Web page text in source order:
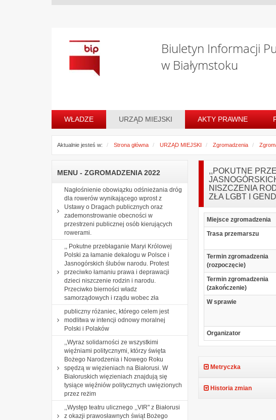
Biuletyn Informacji
w Białymstoku
WŁADZE URZĄD MIEJSKI AKTY PRAWNE
Aktualnie jesteś w: Strona główna URZĄD MIEJSKI Zgromadzenia
MENU - ZGROMADZENIA 2022
Nagłośnienie obowiązku odśnieżania dróg
dla rowerów wynikającego wprost z
Ustawy o Dragach publicznych oraz
zademonstrowanie obecności w
przestrzeni publicznej osób kierujących
rowerami.
,, Pokutne przebłaganie Maryi Królowej
Polski za łamanie dekalogu w Polsce i
Jasnogórskich ślubów narodu. Protest
przeciwko łamaniu prawa i deprawacji
dzieci niszczenie rodzin i narodu.
Przeciwko bierności władz
samorządowych i rządu wobec zła
publiczny różaniec, którego celem jest
modlitwa w intencji odnowy moralnej
Polski i Polaków
,,Wyraz solidarności ze wszystkimi
więźniami politycznymi, którzy święta
Bożego Narodzenia i Nowego Roku
spędzą w więzieniach na Białorusi. W
Białoruskich więzieniach znajdują się
tysiące więźniów politycznych uwięzionych
przez reżim
,,Występ teatru ulicznego ,,VIR" z Białorusi
z okazji prawosławnych świąt Bożego
,,POKUTNE
NISZCZENIA
ZŁA LGBT I
Miejsce zgromadzenia
Trasa przemarszu
Termin zgromadzenia
(rozpoczęcie)
Termin zgromadzenia
(zakończenie)
W sprawie
Organizator
Metryczka
Historia zmian